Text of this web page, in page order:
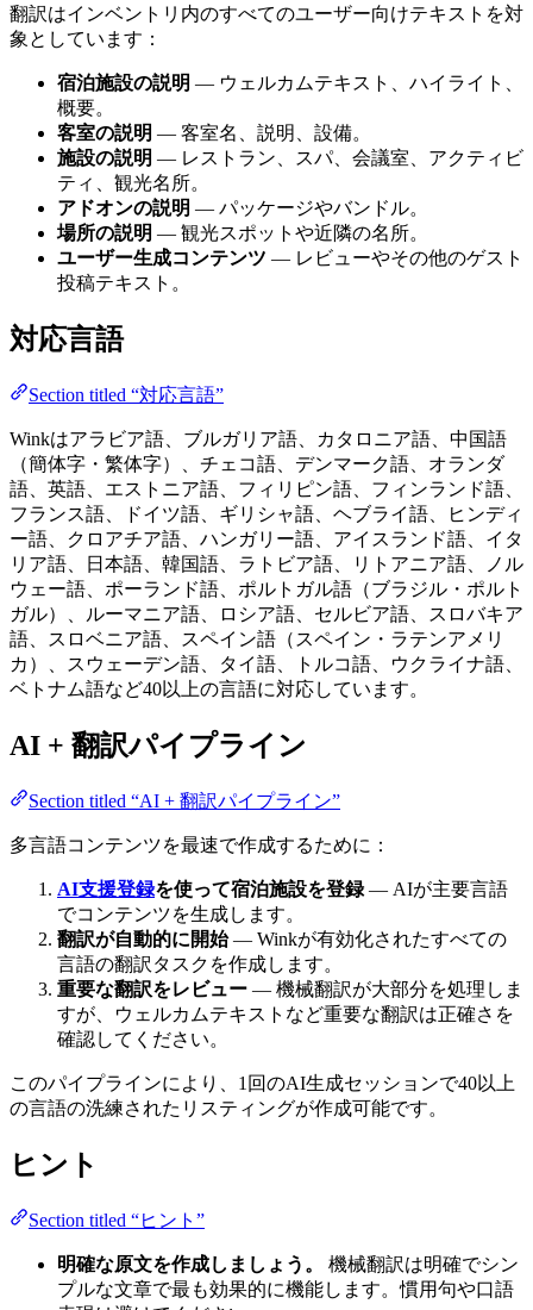
翻訳はインベントリ内のすべてのユーザー向けテキストを対
象としています：
宿泊施設の説明 — ウェルカムテキスト、ハイライト、
概要。
客室の説明 — 客室名、説明、設備。
施設の説明 — レストラン、スパ、会議室、アクティビ
ティ、観光名所。
アドオンの説明 — パッケージやバンドル。
場所の説明 — 観光スポットや近隣の名所。
ユーザー生成コンテンツ — レビューやその他のゲスト
投稿テキスト。
対応言語
Section titled “対応言語”
Winkはアラビア語、ブルガリア語、カタロニア語、中国語
（簡体字・繁体字）、チェコ語、デンマーク語、オランダ
語、英語、エストニア語、フィリピン語、フィンランド語、
フランス語、ドイツ語、ギリシャ語、ヘブライ語、ヒンディ
ー語、クロアチア語、ハンガリー語、アイスランド語、イタ
リア語、日本語、韓国語、ラトビア語、リトアニア語、ノル
ウェー語、ポーランド語、ポルトガル語（ブラジル・ポルト
ガル）、ルーマニア語、ロシア語、セルビア語、スロバキア
語、スロベニア語、スペイン語（スペイン・ラテンアメリ
カ）、スウェーデン語、タイ語、トルコ語、ウクライナ語、
ベトナム語など40以上の言語に対応しています。
AI + 翻訳パイプライン
Section titled “AI + 翻訳パイプライン”
多言語コンテンツを最速で作成するために：
AI支援登録を使って宿泊施設を登録— AIが主要言語
でコンテンツを生成します。
翻訳が自動的に開始— Winkが有効化されたすべての
言語の翻訳タスクを作成します。
重要な翻訳をレビュー — 機械翻訳が大部分を処理しま
すが、ウェルカムテキストなど重要な翻訳は正確さを
確認してください。
このパイプラインにより、1回のAI生成セッションで40以上
の言語の洗練されたリスティングが作成可能です。
ヒント
Section titled “ヒント”
明確な原文を作成しましょう。
機械翻訳は明確でシン
プルな文章で最も効果的に機能します。慣用句や口語